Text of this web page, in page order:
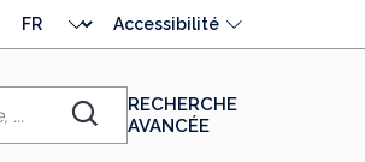
langue
Accessibilité
Chercher
RECHERCHE
AVANCÉE